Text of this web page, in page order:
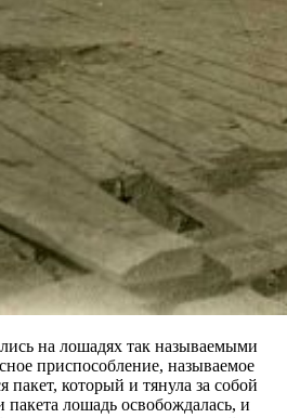
на лошадях так называемыми
приспособление, называемое
пакет, который и тянула за собой
лошадь освобождалась, и